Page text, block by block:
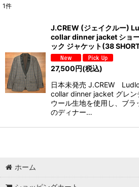
絞り込む
1件
J.CREW (ジェイクルー)
collar dinner jacket ショ
ック ジャケット(38
27,500円(税込)
日本未発売 J.CREW
collar dinner jacket グレン
ウール生地を使用し、ブラ
のディナー…
ホーム